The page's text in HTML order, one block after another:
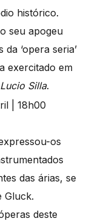
histórico.
seu apogeu
‘opera seria’
exercitado em
Lucio Silla.
os
das árias, se
Gluck.
deste